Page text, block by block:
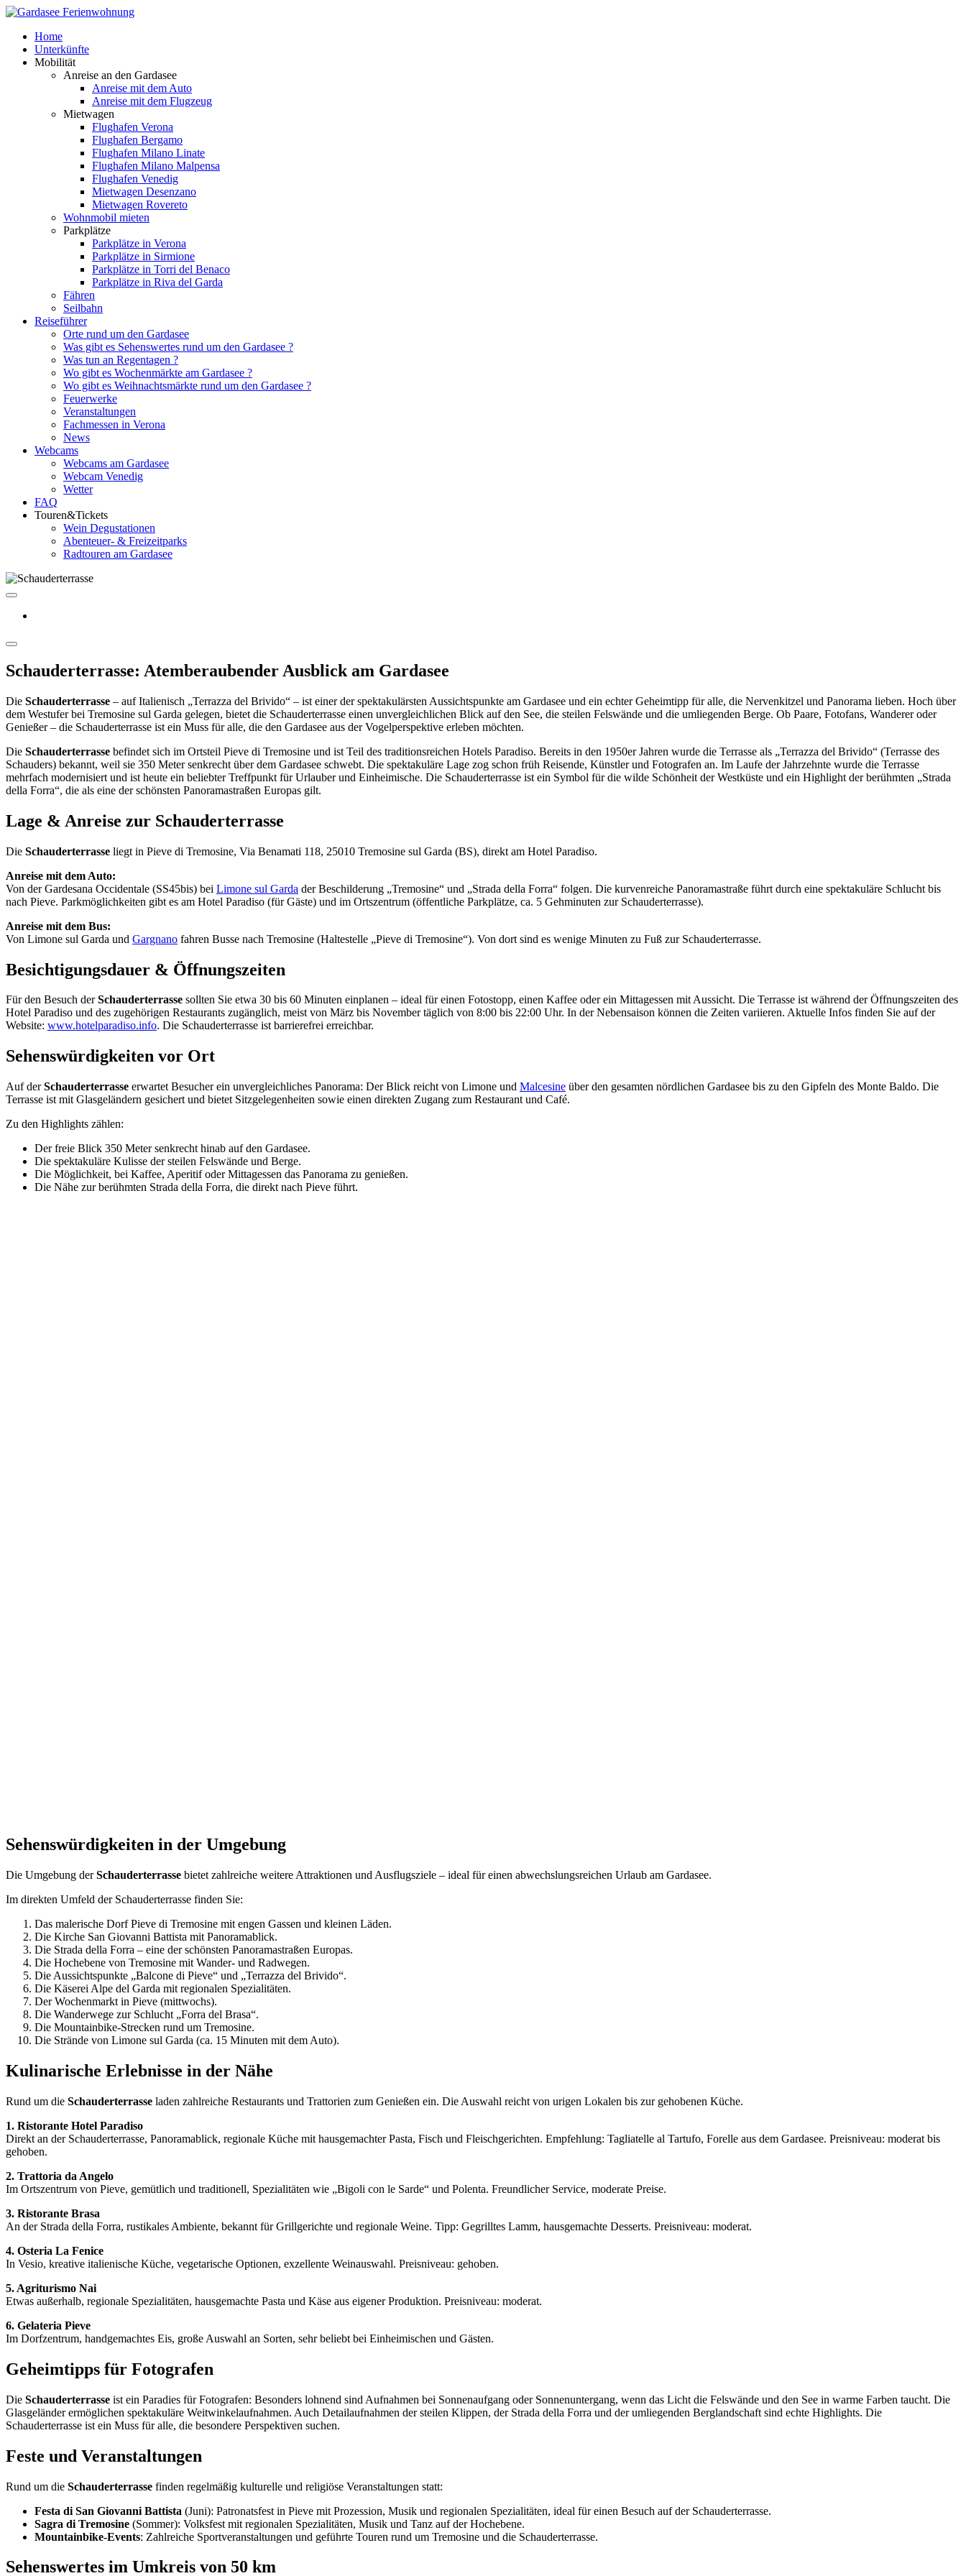
Home
Unterkünfte
Mobilität
Anreise an den Gardasee
Anreise mit dem Auto
Anreise mit dem Flugzeug
Mietwagen
Flughafen Verona
Flughafen Bergamo
Flughafen Milano Linate
Flughafen Milano Malpensa
Flughafen Venedig
Mietwagen Desenzano
Mietwagen Rovereto
Wohnmobil mieten
Parkplätze
Parkplätze in Verona
Parkplätze in Sirmione
Parkplätze in Torri del Benaco
Parkplätze in Riva del Garda
Fähren
Seilbahn
Reiseführer
Orte rund um den Gardasee
Was gibt es Sehenswertes rund um den Gardasee ?
Was tun an Regentagen ?
Wo gibt es Wochenmärkte am Gardasee ?
Wo gibt es Weihnachtsmärkte rund um den Gardasee ?
Feuerwerke
Veranstaltungen
Fachmessen in Verona
News
Webcams
Webcams am Gardasee
Webcam Venedig
Wetter
FAQ
Touren&Tickets
Wein Degustationen
Abenteuer- & Freizeitparks
Radtouren am Gardasee
Schauderterrasse: Atemberaubender Ausblick am Gardasee
Die Schauderterrasse – auf Italienisch „Terrazza del Brivido“ – ist einer der spektakulärsten Aussichtspunkte am Gardasee und ein echter Geheimtipp für alle, die Nervenkitzel und Panorama lieben. Hoch über
dem Westufer bei Tremosine sul Garda gelegen, bietet die Schauderterrasse einen unvergleichlichen Blick auf den See, die steilen Felswände und die umliegenden Berge. Ob Paare, Fotofans, Wanderer oder
Genießer – die Schauderterrasse ist ein Muss für alle, die den Gardasee aus der Vogelperspektive erleben möchten.
Die Schauderterrasse befindet sich im Ortsteil Pieve di Tremosine und ist Teil des traditionsreichen Hotels Paradiso. Bereits in den 1950er Jahren wurde die Terrasse als „Terrazza del Brivido“ (Terrasse des
Schauders) bekannt, weil sie 350 Meter senkrecht über dem Gardasee schwebt. Die spektakuläre Lage zog schon früh Reisende, Künstler und Fotografen an. Im Laufe der Jahrzehnte wurde die Terrasse
mehrfach modernisiert und ist heute ein beliebter Treffpunkt für Urlauber und Einheimische. Die Schauderterrasse ist ein Symbol für die wilde Schönheit der Westküste und ein Highlight der berühmten „Strada
della Forra“, die als eine der schönsten Panoramastraßen Europas gilt.
Lage & Anreise zur Schauderterrasse
Die Schauderterrasse liegt in Pieve di Tremosine, Via Benamati 118, 25010 Tremosine sul Garda (BS), direkt am Hotel Paradiso.
Anreise mit dem Auto:
Von der Gardesana Occidentale (SS45bis) bei Limone sul Garda der Beschilderung „Tremosine“ und „Strada della Forra“ folgen. Die kurvenreiche Panoramastraße führt durch eine spektakuläre Schlucht bis
nach Pieve. Parkmöglichkeiten gibt es am Hotel Paradiso (für Gäste) und im Ortszentrum (öffentliche Parkplätze, ca. 5 Gehminuten zur Schauderterrasse).
Anreise mit dem Bus:
Von Limone sul Garda und Gargnano fahren Busse nach Tremosine (Haltestelle „Pieve di Tremosine“). Von dort sind es wenige Minuten zu Fuß zur Schauderterrasse.
Besichtigungsdauer & Öffnungszeiten
Für den Besuch derSchauderterrasse sollten Sie etwa 30 bis 60 Minuten einplanen – ideal für einen Fotostopp, einen Kaffee oder ein Mittagessen mit Aussicht. Die Terrasse ist während der Öffnungszeiten des
Hotel Paradiso und des zugehörigen Restaurants zugänglich, meist von März bis November täglich von 8:00 bis 22:00 Uhr. In der Nebensaison können die Zeiten variieren. Aktuelle Infos finden Sie auf der
Website: www.hotelparadiso.info. Die Schauderterrasse ist barrierefrei erreichbar.
Sehenswürdigkeiten vor Ort
Auf derSchauderterrasse erwartet Besucher ein unvergleichliches Panorama: Der Blick reicht von Limone und Malcesine über den gesamten nördlichen Gardasee bis zu den Gipfeln des Monte Baldo. Die
Terrasse ist mit Glasgeländern gesichert und bietet Sitzgelegenheiten sowie einen direkten Zugang zum Restaurant und Café.
Zu den Highlights zählen:
Der freie Blick 350 Meter senkrecht hinab auf den Gardasee.
Die spektakuläre Kulisse der steilen Felswände und Berge.
Die Möglichkeit, bei Kaffee, Aperitif oder Mittagessen das Panorama zu genießen.
Die Nähe zur berühmten Strada della Forra, die direkt nach Pieve führt.
Sehenswürdigkeiten in der Umgebung
Die Umgebung derSchauderterrasse bietet zahlreiche weitere Attraktionen und Ausflugsziele – ideal für einen abwechslungsreichen Urlaub am Gardasee.
Im direkten Umfeld der Schauderterrasse finden Sie:
Das malerische Dorf Pieve di Tremosine mit engen Gassen und kleinen Läden.
Die Kirche San Giovanni Battista mit Panoramablick.
Die Strada della Forra – eine der schönsten Panoramastraßen Europas.
Die Hochebene von Tremosine mit Wander- und Radwegen.
Die Aussichtspunkte „Balcone di Pieve“ und „Terrazza del Brivido“.
Die Käserei Alpe del Garda mit regionalen Spezialitäten.
Der Wochenmarkt in Pieve (mittwochs).
Die Wanderwege zur Schlucht „Forra del Brasa“.
Die Mountainbike-Strecken rund um Tremosine.
Die Strände von Limone sul Garda (ca. 15 Minuten mit dem Auto).
Kulinarische Erlebnisse in der Nähe
Rund um die Schauderterrasse laden zahlreiche Restaurants und Trattorien zum Genießen ein. Die Auswahl reicht von urigen Lokalen bis zur gehobenen Küche.
1. Ristorante Hotel Paradiso
Direkt an der Schauderterrasse, Panoramablick, regionale Küche mit hausgemachter Pasta, Fisch und Fleischgerichten. Empfehlung: Tagliatelle al Tartufo, Forelle aus dem Gardasee. Preisniveau: moderat bis
gehoben.
2. Trattoria da Angelo
Im Ortszentrum von Pieve, gemütlich und traditionell, Spezialitäten wie „Bigoli con le Sarde“ und Polenta. Freundlicher Service, moderate Preise.
3. Ristorante Brasa
An der Strada della Forra, rustikales Ambiente, bekannt für Grillgerichte und regionale Weine. Tipp: Gegrilltes Lamm, hausgemachte Desserts. Preisniveau: moderat.
4. Osteria La Fenice
In Vesio, kreative italienische Küche, vegetarische Optionen, exzellente Weinauswahl. Preisniveau: gehoben.
5. Agriturismo Nai
Etwas außerhalb, regionale Spezialitäten, hausgemachte Pasta und Käse aus eigener Produktion. Preisniveau: moderat.
6. Gelateria Pieve
Im Dorfzentrum, handgemachtes Eis, große Auswahl an Sorten, sehr beliebt bei Einheimischen und Gästen.
Geheimtipps für Fotografen
Die Schauderterrasse ist ein Paradies für Fotografen: Besonders lohnend sind Aufnahmen bei Sonnenaufgang oder Sonnenuntergang, wenn das Licht die Felswände und den See in warme Farben taucht. Die
Glasgeländer ermöglichen spektakuläre Weitwinkelaufnahmen. Auch Detailaufnahmen der steilen Klippen, der Strada della Forra und der umliegenden Berglandschaft sind echte Highlights. Die
Schauderterrasse ist ein Muss für alle, die besondere Perspektiven suchen.
Feste und Veranstaltungen
Rund um die Schauderterrasse finden regelmäßig kulturelle und religiöse Veranstaltungen statt:
Festa di San Giovanni Battista (Juni): Patronatsfest in Pieve mit Prozession, Musik und regionalen Spezialitäten, ideal für einen Besuch auf der Schauderterrasse.
Sagra di Tremosine (Sommer): Volksfest mit regionalen Spezialitäten, Musik und Tanz auf der Hochebene.
Mountainbike-Events: Zahlreiche Sportveranstaltungen und geführte Touren rund um Tremosine und die Schauderterrasse.
Sehenswertes im Umkreis von 50 km